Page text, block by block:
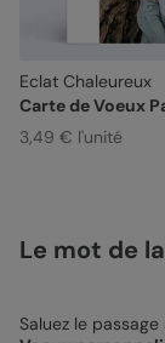
Eclat Chaleureux
Carte de Voeux
3,49 € l'unité
Le mot de
Saluez le